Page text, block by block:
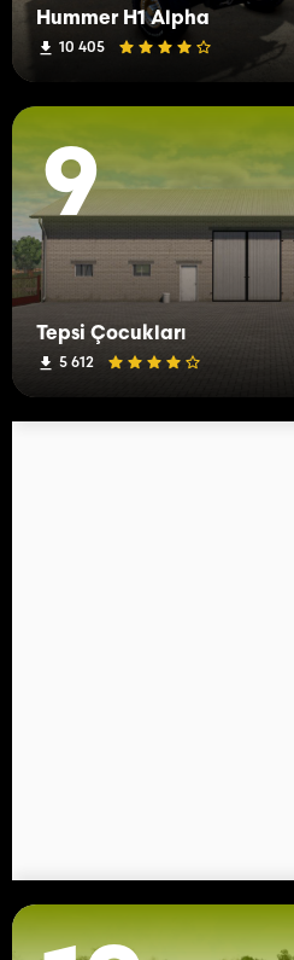
Hummer H1 Alpha
10 405
9
Tepsi Çocukları
5 612